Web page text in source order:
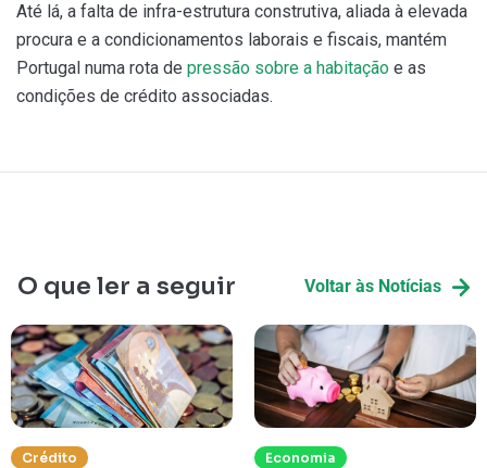
Até lá, a falta de infra-estrutura construtiva, aliada à elevada
procura e a condicionamentos laborais e fiscais, mantém
Portugal numa rota de pressão sobre a habitação e as
condições de crédito associadas.
O que ler a seguir Voltar às Notícias
Crédito Economia